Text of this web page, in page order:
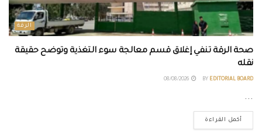
الرقة
صحة الرقة تنفي إغلاق قسم معالجة سوء التغذية وتوضح حقيقة
نقله
BY EDITORIAL BOARD
...
أكمل القراءة